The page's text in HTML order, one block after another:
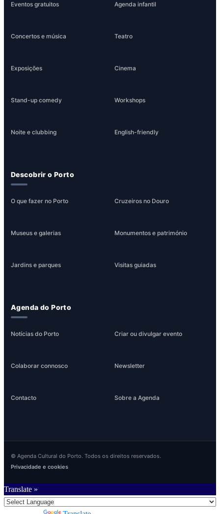
Eventos gratuitos Agenda infantil
Concertos e música Teatro
Exposições Cinema
Stand-up comedy Workshops
Noite e clubbing English-friendly
Descobrir o Porto
O que fazer no Porto Cruzeiros no Douro
Museus e galerias Monumentos e património
Jardins e parques Visitas guiadas
Agenda do Porto
Notícias do Porto Criar ou divulgar evento
Colaborar connosco Newsletter
Contacto Sobre a Agenda
© Agenda Cultural do Porto. Todos os direitos reservados.
Privacidade e cookies
Translate »